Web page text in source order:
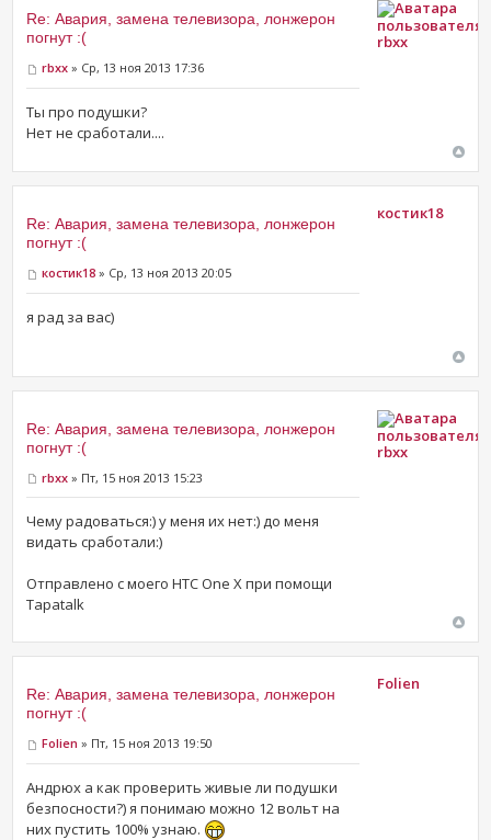
Re: Авария, замена телевизора, лонжерон
погнут :(
rbxx » Ср, 13 ноя 2013 17:36
Ты про подушки?
Нет не сработали....
rbxx
Re: Авария, замена телевизора, лонжерон
погнут :(
костик18 » Ср, 13 ноя 2013 20:05
я рад за вас)
костик18
Re: Авария, замена телевизора, лонжерон
погнут :(
rbxx » Пт, 15 ноя 2013 15:23
Чему радоваться:) у меня их нет:) до меня
видать сработали:)
Отправлено с моего HTC One X при помощи
Tapatalk
rbxx
Re: Авария, замена телевизора, лонжерон
погнут :(
Folien » Пт, 15 ноя 2013 19:50
Андрюх а как проверить живые ли подушки
безпосности?) я понимаю можно 12 вольт на
них пустить 100% узнаю.
Folien